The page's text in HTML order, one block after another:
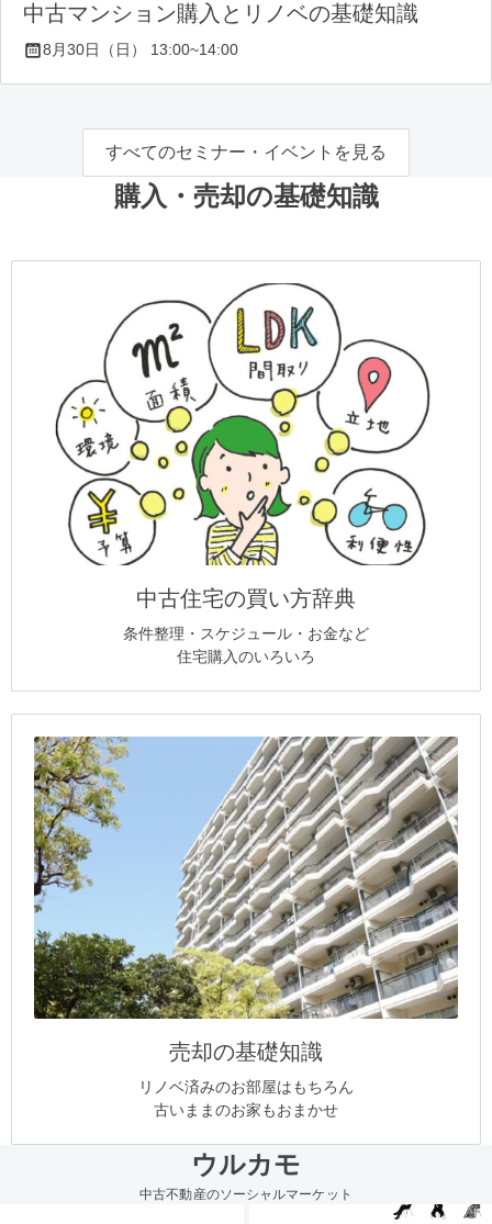
中古マンション購入とリノベの基礎知識
8月30日（日） 13:00~14:00
すべてのセミナー・イベントを見る
購入・売却の基礎知識
中古住宅の買い方辞典
条件整理・スケジュール・お金など
住宅購入のいろいろ
売却の基礎知識
リノベ済みのお部屋はもちろん
古いままのお家もおまかせ
ウルカモ
中古不動産のソーシャルマーケット